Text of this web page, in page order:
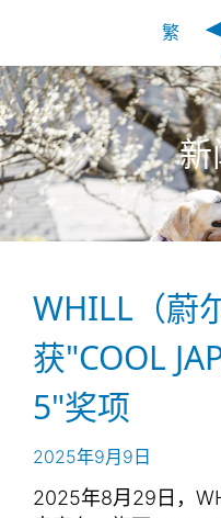
繁
新
WHILL（蔚
获"COOL
5"奖项
2025年9月9日
2025年8月29日，